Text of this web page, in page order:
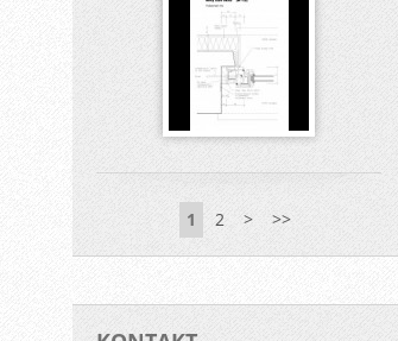
1 2 > >>